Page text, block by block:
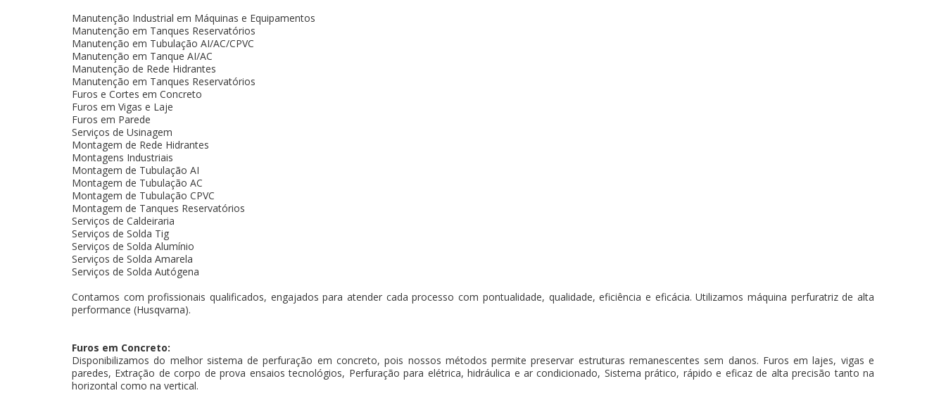
Manutenção Industrial em Máquinas e Equipamentos
Manutenção em Tanques Reservatórios
Manutenção em Tubulação AI/AC/CPVC
Manutenção em Tanque AI/AC
Manutenção de Rede Hidrantes
Manutenção em Tanques Reservatórios
Furos e Cortes em Concreto
Furos em Vigas e Laje
Furos em Parede
Serviços de Usinagem
Montagem de Rede Hidrantes
Montagens Industriais
Montagem de Tubulação AI
Montagem de Tubulação AC
Montagem de Tubulação CPVC
Montagem de Tanques Reservatórios
Serviços de Caldeiraria
Serviços de Solda Tig
Serviços de Solda Alumínio
Serviços de Solda Amarela
Serviços de Solda Autógena
Contamos com profissionais qualificados, engajados para atender cada processo com pontualidade, qualidade, eficiência e eficácia. Utilizamos máquina perfuratriz de alta
performance (Husqvarna).
Furos em Concreto:
Disponibilizamos do melhor sistema de perfuração em concreto, pois nossos métodos permite preservar estruturas remanescentes sem danos. Furos em lajes, vigas e
paredes, Extração de corpo de prova ensaios tecnológios, Perfuração para elétrica, hidráulica e ar condicionado, Sistema prático, rápido e eficaz de alta precisão tanto na
horizontal como na vertical.